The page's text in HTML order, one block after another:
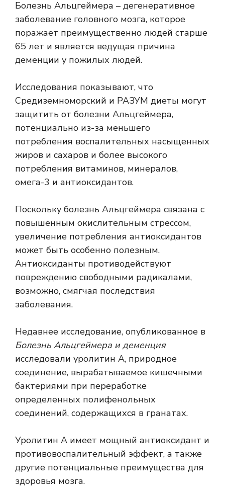
Болезнь Альцгеймера – дегенеративное
заболевание головного мозга, которое
поражает преимущественно людей старше
65 лет и является ведущая причина
деменции у пожилых людей.
Исследования показывают, что
Средиземноморский и РАЗУМ диеты могут
защитить от болезни Альцгеймера,
потенциально из-за меньшего
потребления воспалительных насыщенных
жиров и сахаров и более высокого
потребления витаминов, минералов,
омега-3 и антиоксидантов.
Поскольку болезнь Альцгеймера связана с
повышенным окислительным стрессом,
увеличение потребления антиоксидантов
может быть особенно полезным.
Антиоксиданты противодействуют
повреждению свободными радикалами,
возможно, смягчая последствия
заболевания.
Недавнее исследование, опубликованное в
Болезнь Альцгеймера и деменция
исследовали уролитин А, природное
соединение, вырабатываемое кишечными
бактериями при переработке
определенных полифенольных
соединений, содержащихся в гранатах.
Уролитин А имеет мощный антиоксидант и
противовоспалительный эффект, а также
другие потенциальные преимущества для
здоровья мозга.